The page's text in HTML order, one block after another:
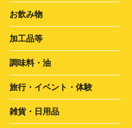
お飲み物
加工品等
調味料・油
旅行・イベント・体験
雑貨・日用品